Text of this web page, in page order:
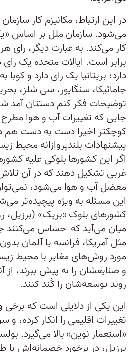
در این ارتباط، مکانیزم کار
می‌شود. سازمان ملل بر اساس
کار می‌کند. به عبارت دیگر، رای
برابر است. ایالات متحده یک
دارد؛ بریتانیا یک رای دارد و
جامائیکا، سنگاپور، سی شلز،
توضیحات فکر کنم دستتان آمد
جایی که تغییرات آب و هوا
کوچکتر اخیرا دست به دست هم
پیشنهادات بلندپروازانه محیط
اگر این کشورها بلوکی علیه
غربی تشکیل دهند که در آن
معضل آب و هوا می‌شود،
این مسئله به ویژه پیچیده‌تر
کشورهای بلوک «بریک» (برزیل،
میان می‌آید که احساس می‌کنند
مثل آمریکا، فرانسه یا آلمان
مورد روش‌های مغایر با محیط
و صنایعشان را به پیش ببرند،
روند توسعه‌شان را کُند کنند.
این یکی از دلایلی است که برخی
تغییرات اقلیمی را انکار کرده، و
«استعمار نوین» بالا می‌گیرد.
برزیل، در برخورد خصمانه‌اش